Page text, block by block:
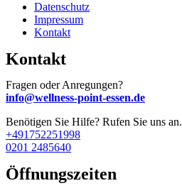
Datenschutz
Impressum
Kontakt
Kontakt
Fragen oder Anregungen?
info@wellness-point-essen.de
Benötigen Sie Hilfe? Rufen Sie uns an.
+491752251998
0201 2485640
Öffnungszeiten